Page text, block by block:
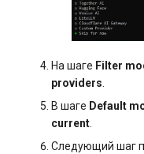
На шаге Filter
providers.
В шаге Default
current.
Следующий шаг